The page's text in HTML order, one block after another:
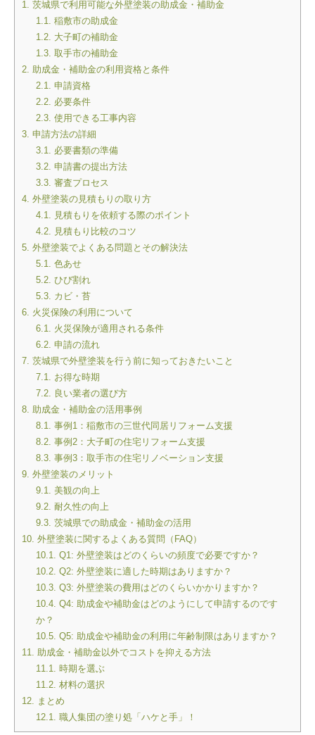
1.
茨城県で利用可能な外壁塗装の助成金・補助金
1.1.
稲敷市の助成金
1.2. 大子町の補助金
1.3. 取手市の補助金
2. 助成金・補助金の利用資格と条件
2.1.
申請資格
2.2. 必要条件
2.3. 使用できる工事内容
3. 申請方法の詳細
3.1.
必要書類の準備
3.2. 申請書の提出方法
3.3. 審査プロセス
4. 外壁塗装の見積もりの取り方
4.1.
見積もりを依頼する際のポイント
4.2.
見積もり比較のコツ
5. 外壁塗装でよくある問題とその解決法
5.1.
色あせ
5.2. ひび割れ
5.3. カビ・苔
6. 火災保険の利用について
6.1.
火災保険が適用される条件
6.2. 申請の流れ
7. 茨城県で外壁塗装を行う前に知っておきたいこと
7.1.
お得な時期
7.2.
良い業者の選び方
8. 助成金・補助金の活用事例
8.1.
事例1：稲敷市の三世代同居リフォーム支援
8.2. 事例2：大子町の住宅リフォーム支援
8.3. 事例3：取手市の住宅リノベーション支援
9. 外壁塗装のメリット
9.1.
美観の向上
9.2. 耐久性の向上
9.3. 茨城県での助成金・補助金の活用
10. 外壁塗装に関するよくある質問（FAQ）
10.1.
Q1: 外壁塗装はどのくらいの頻度で必要ですか？
10.2. Q2: 外壁塗装に適した時期はありますか？
10.3. Q3: 外壁塗装の費用はどのくらいかかりますか？
10.4. Q4: 助成金や補助金はどのようにして申請するのです
か？
10.5. Q5: 助成金や補助金の利用に年齢制限はありますか？
11.
助成金・補助金以外でコストを抑える方法
11.1.
時期を選ぶ
11.2. 材料の選択
12.
まとめ
12.1.
職人集団の塗り処「ハケと手」！